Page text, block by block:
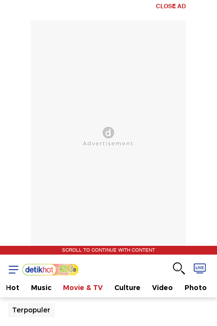
CLOSE AD
SCROLL TO CONTINUE WITH CONTENT
Hot Music Movie & TV Culture Video Photo
Terpopuler